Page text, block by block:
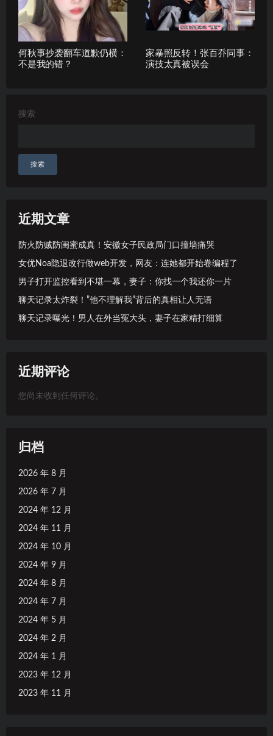
何秋事抄袭翻车道歉仍横：
不是我的错？
家暴照反转！张百乔同事：
演技太真被误会
搜索
搜索
近期文章
防火防贼防闺蜜成真！安徽女子民政局门口撞墙痛哭
女优Noa隐退改行做web开发，网友：连她都开始卷编程了
男子打开监控看到不堪一幕，妻子：你找一个我还你一片
聊天记录太炸裂！”他不理解我”背后的真相让人无语
聊天记录曝光！男人在外当冤大头，妻子在家精打细算
近期评论
您尚未收到任何评论。
归档
2026 年 8 月
2026 年 7 月
2024 年 12 月
2024 年 11 月
2024 年 10 月
2024 年 9 月
2024 年 8 月
2024 年 7 月
2024 年 5 月
2024 年 2 月
2024 年 1 月
2023 年 12 月
2023 年 11 月